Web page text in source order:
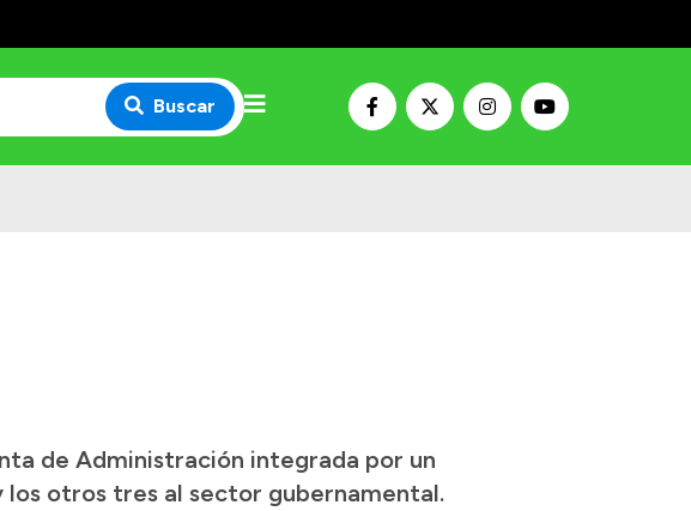
Buscar
de Administración integrada por un
otros tres al sector gubernamental.